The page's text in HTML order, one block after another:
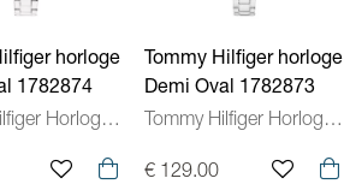
horloge
1782874
Tommy Hilfiger Horloges Dames
Tommy Hilfiger horloge
Demi Oval 1782873
Tommy Hilfiger Horloges Dames
€ 129.00